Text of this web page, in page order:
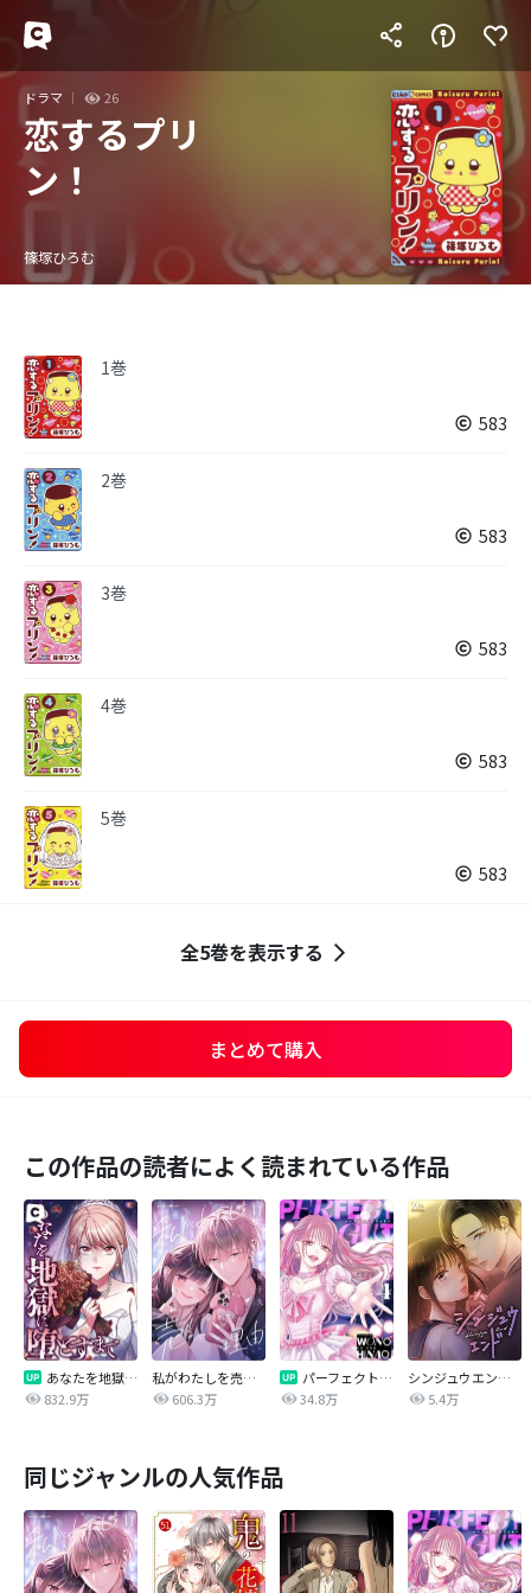
ドラマ 26
恋するプリ
ン！
篠塚ひろむ
1巻
583
2巻
583
3巻
583
4巻
583
5巻
583
全5巻を表示する
まとめて購入
この作品の読者によく読まれている作品
あなたを地獄に堕とすまで
832.9万
私がわたしを売る理由
606.3万
パーフェクトグリッター
34.8万
シンジュウエンド【タテヨミ】
5.4万
同じジャンルの人気作品